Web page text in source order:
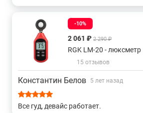
-10%
2 061 ₽ 2 290 ₽
RGK LM-20 - люксметр
15 отзывов
Константин Белов 5 лет назад
Все гуд, девайс работает.